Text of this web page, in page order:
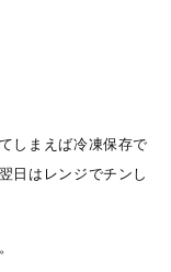
しまえば冷凍保存で
日はレンジでチンし